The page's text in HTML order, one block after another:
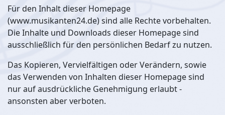
Für den Inhalt dieser Homepage
(www.musikanten24.de) sind alle Rechte vorbehalten.
Die Inhalte und Downloads dieser Homepage sind
ausschließlich für den persönlichen Bedarf zu nutzen.
Das Kopieren, Vervielfältigen oder Verändern, sowie
das Verwenden von Inhalten dieser Homepage sind
nur auf ausdrückliche Genehmigung erlaubt -
ansonsten aber verboten.